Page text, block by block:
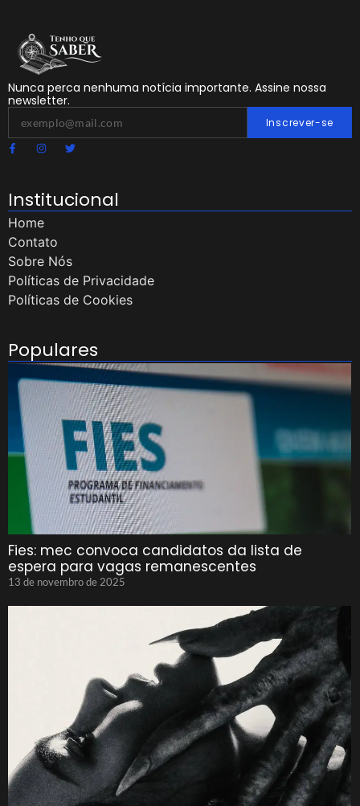
Nunca perca nenhuma notícia importante. Assine nossa
newsletter.
Inscrever-se
Institucional
Home
Contato
Sobre Nós
Políticas de Privacidade
Políticas de Cookies
Populares
Fies: mec convoca candidatos da lista de
espera para vagas remanescentes
13 de novembro de 2025